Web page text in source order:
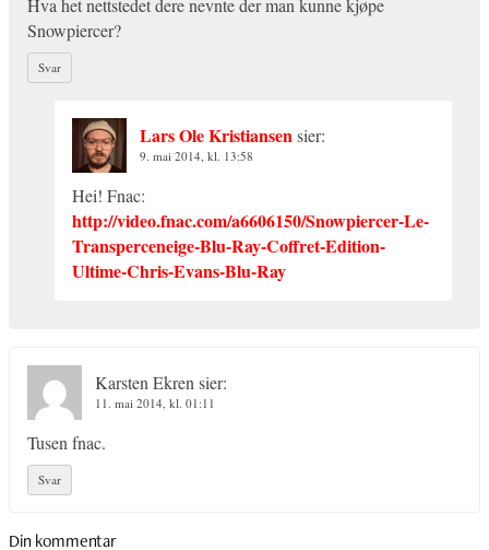
Hva het nettstedet dere nevnte der man kunne kjøpe
Snowpiercer?
Svar
Lars Ole Kristiansensier:
9. mai 2014, kl. 13:58
Hei! Fnac:
http://video.fnac.com/a6606150/Snowpiercer-Le-
Transperceneige-Blu-Ray-Coffret-Edition-
Ultime-Chris-Evans-Blu-Ray
Karsten Ekrensier:
11. mai 2014, kl. 01:11
Tusen fnac.
Svar
Din kommentar